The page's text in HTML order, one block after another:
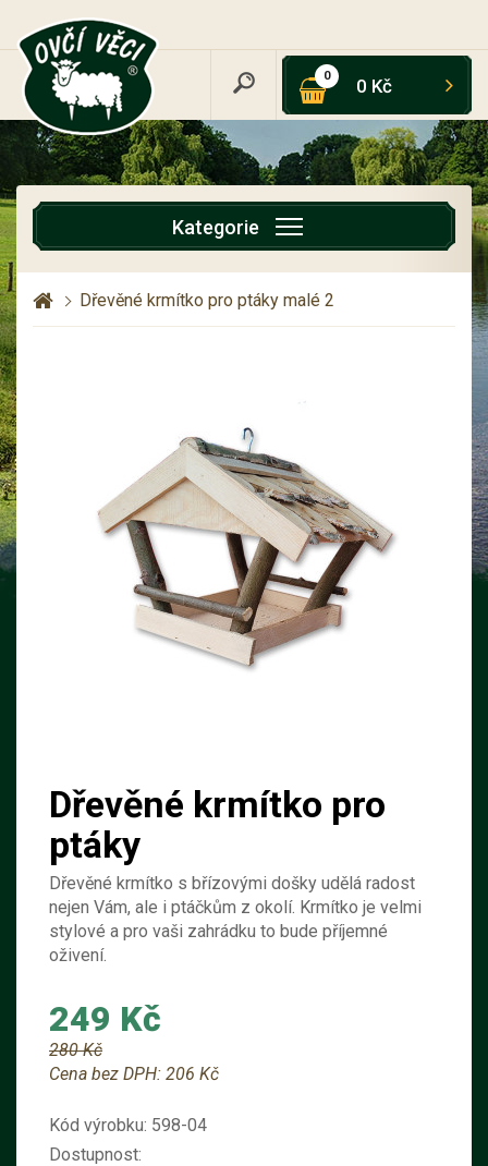
0 0 Kč
Kategorie
Dřevěné krmítko pro ptáky malé 2
Dřevěné krmítko pro
ptáky
Dřevěné krmítko s břízovými došky udělá radost
nejen Vám, ale i ptáčkům z okolí. Krmítko je velmi
stylové a pro vaši zahrádku to bude příjemné
oživení.
249 Kč
280 Kč
Cena bez DPH: 206 Kč
Kód výrobku: 598-04
Dostupnost: